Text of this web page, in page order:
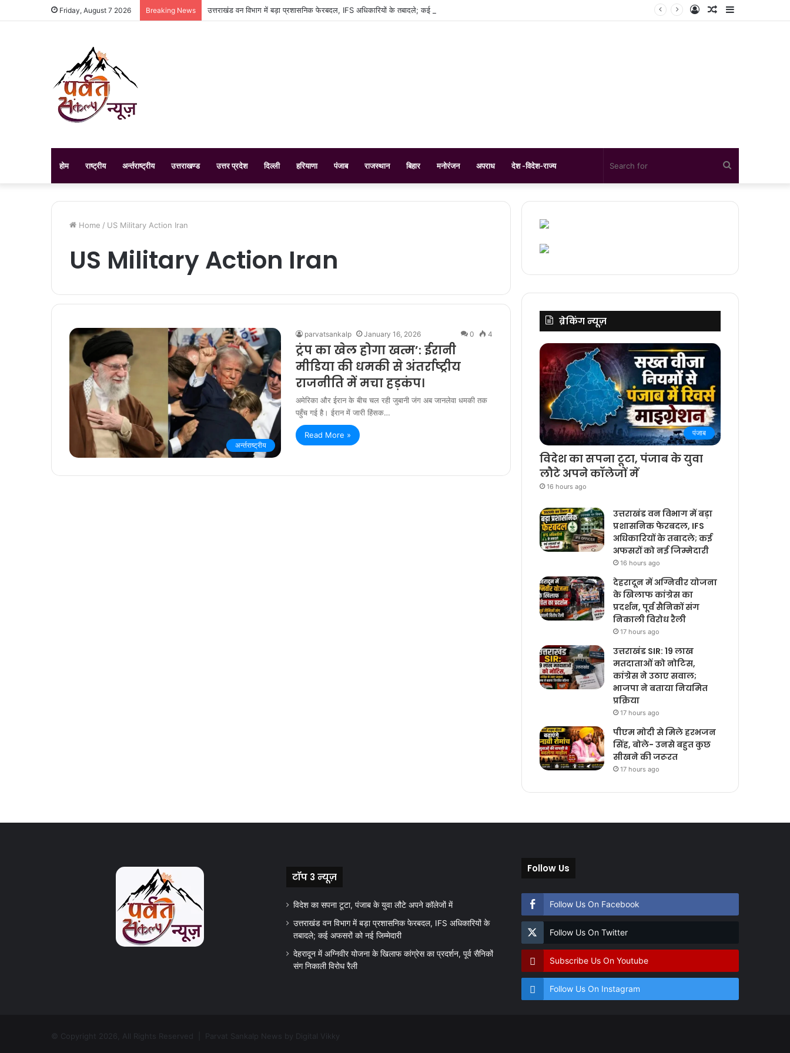
Friday, August 7 2026 Breaking News उत्तराखंड वन विभाग में बड़ा प्रशासनिक फेरबदल, IFS अधिकारियों के तबादले; कई अफसरों को नई जिम्मेदारी Sidebar
Random
Log
होम राष्ट्रीय अर्न्तराष्ट्रीय उत्तराखण्ड उत्तर प्रदेश दिल्ली हरियाणा पंजाब राजस्थान बिहार मनोरंजन अपराध देश -विदेश-राज्य
for
Home / US Military Action Iran
US Military Action Iran
अर्न्तराष्ट्रीय
parvatsankalp January 16, 2026 0 4
ट्रंप का खेल होगा खत्म’: ईरानी
मीडिया की धमकी से अंतर्राष्ट्रीय
राजनीति में मचा हड़कंप।
अमेरिका और ईरान के बीच चल रही जुबानी जंग अब जानलेवा धमकी तक
पहुँच गई है। ईरान में जारी हिंसक…
Read More »
ब्रेकिंग न्यूज़
पंजाब
विदेश का सपना टूटा, पंजाब के युवा
लौटे अपने कॉलेजों में
16 hours ago
उत्तराखंड वन विभाग में बड़ा
प्रशासनिक फेरबदल, IFS
अधिकारियों के तबादले; कई
अफसरों को नई जिम्मेदारी
16 hours ago
देहरादून में अग्निवीर योजना
के खिलाफ कांग्रेस का
प्रदर्शन, पूर्व सैनिकों संग
निकाली विरोध रैली
17 hours ago
उत्तराखंड SIR: 19 लाख
मतदाताओं को नोटिस,
कांग्रेस ने उठाए सवाल;
भाजपा ने बताया नियमित
प्रक्रिया
17 hours ago
पीएम मोदी से मिले हरभजन
सिंह, बोले- उनसे बहुत कुछ
सीखने की जरूरत
17 hours ago
टॉप 3 न्यूज़
विदेश का सपना टूटा, पंजाब के युवा लौटे अपने कॉलेजों में
उत्तराखंड वन विभाग में बड़ा प्रशासनिक फेरबदल, IFS अधिकारियों के
तबादले; कई अफसरों को नई जिम्मेदारी
देहरादून में अग्निवीर योजना के खिलाफ कांग्रेस का प्रदर्शन, पूर्व सैनिकों
संग निकाली विरोध रैली
Follow Us
Follow Us On Facebook
Follow Us On Twitter
Subscribe Us On Youtube
Follow Us On Instagram
© Copyright 2026, All Rights Reserved | Parvat Sankalp News by Digital Vikky